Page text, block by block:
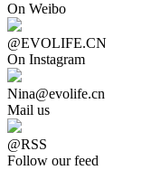
On Weibo
@EVOLIFE.CN
On Instagram
Nina@evolife.cn
Mail us
@RSS
Follow our feed